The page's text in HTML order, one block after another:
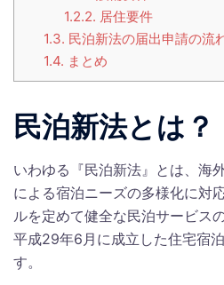
1.2.2. 居住要件
1.3. 民泊新法の届出申請の流
1.4. まとめ
民泊新法とは？
いわゆる『民泊新法』とは、海
による宿泊ニーズの多様化に対
ルを定めて健全な民泊サービス
平成29年6月に成立した住宅宿
す。